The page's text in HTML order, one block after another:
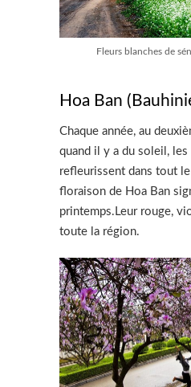
Fleurs blanches de
Hoa Ban
Chaque année, au
quand il y a du soleil, les
refleurissent dans tout
floraison de Hoa Ban
printemps.Leur rouge,
toute la région.